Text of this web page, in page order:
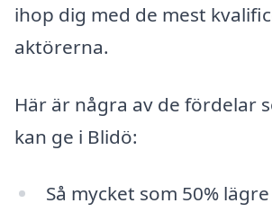
ihop dig med de mest
aktörerna.
Här är några av de fördelar
kan ge i Blidö:
Så mycket som 50% lägre